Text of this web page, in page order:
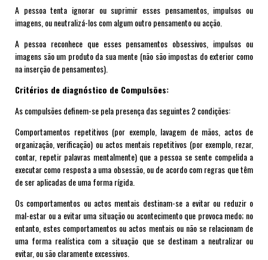
A pessoa tenta ignorar ou suprimir esses pensamentos, impulsos ou
imagens, ou neutralizá-los com algum outro pensamento ou acção.
A pessoa reconhece que esses pensamentos obsessivos, impulsos ou
imagens são um produto da sua mente (não são impostas do exterior como
na inserção de pensamentos).
Critérios de diagnóstico de Compulsões:
As compulsões definem-se pela presença das seguintes 2 condições:
Comportamentos repetitivos (por exemplo, lavagem de mãos, actos de
organização, verificação) ou actos mentais repetitivos (por exemplo, rezar,
contar, repetir palavras mentalmente) que a pessoa se sente compelida a
executar como resposta a uma obsessão, ou de acordo com regras que têm
de ser aplicadas de uma forma rígida.
Os comportamentos ou actos mentais destinam-se a evitar ou reduzir o
mal-estar ou a evitar uma situação ou acontecimento que provoca medo; no
entanto, estes comportamentos ou actos mentais ou não se relacionam de
uma forma realística com a situação que se destinam a neutralizar ou
evitar, ou são claramente excessivos.